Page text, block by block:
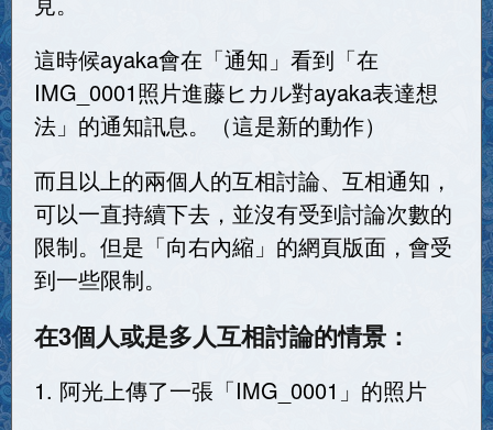
這時候ayaka會在「通知」看到「在
IMG_0001照片進藤ヒカル對ayaka表達想
法」的通知訊息。（這是新的動作）
而且以上的兩個人的互相討論、互相通知，
可以一直持續下去，並沒有受到討論次數的
限制。但是「向右內縮」的網頁版面，會受
到一些限制。
在3個人或是多人互相討論的情景：
1. 阿光上傳了一張「IMG_0001」的照片